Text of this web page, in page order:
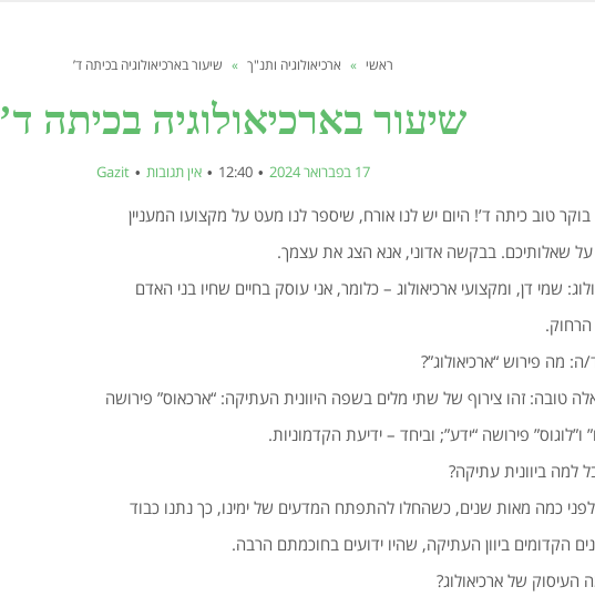
ראשי » ארכיאולוגיה ותנ"ך » שיעור בארכיאולוגיה בכיתה ד’
שיעור בארכיאולוגיה בכיתה ד’
17 בפברואר 2024 12:40 אין תגובות Gazit
טוב כיתה ד’! היום יש לנו אורח, שיספר לנו מעט על מקצועו המעניין
על שאלותיכם. בבקשה אדוני, אנא הצג את עצמך.
שמי דן, ומקצועי ארכיאולוג – כלומר, אני עוסק בחיים שחיו בני האדם
ה: מה פירוש “ארכיאולוג”?
טובה: זהו צירוף של שתי מלים בשפה היוונית העתיקה: “ארכאוס” פירושה
ו”לוגוס” פירושה “ידע”; וביחד – ידיעת הקדמוניות.
למה ביוונית עתיקה?
לפני כמה מאות שנים, כשהחלו להתפתח המדעים של ימינו, כך נתנו כבוד
הקדומים ביוון העתיקה, שהיו ידועים בחוכמתם הרבה.
העיסוק של ארכיאולוג?